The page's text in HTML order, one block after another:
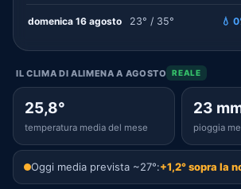
domenica 16 agosto 23° / 35° 💧
IL CLIMA DI ALIMENA A AGOSTO REALE
25,8°
temperatura media del mese
23
pioggia
Oggi media prevista ~27°:+1,2° sopra la